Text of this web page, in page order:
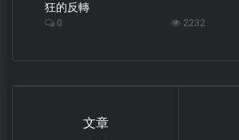
狂的反轉
0 2232
文章